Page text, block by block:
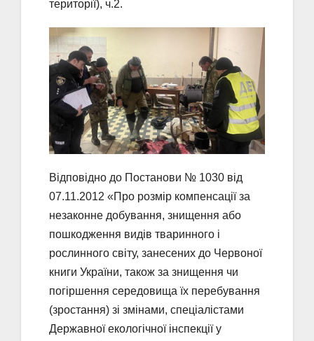
території), ч.2.
Відповідно до Постанови № 1030 від
07.11.2012 «Про розмір компенсації за
незаконне добування, знищення або
пошкодження видів тваринного і
рослинного світу, занесених до Червоної
книги України, також за знищення чи
погіршення середовища їх перебування
(зростання) зі змінами, спеціалістами
Державної екологічної інспекції у